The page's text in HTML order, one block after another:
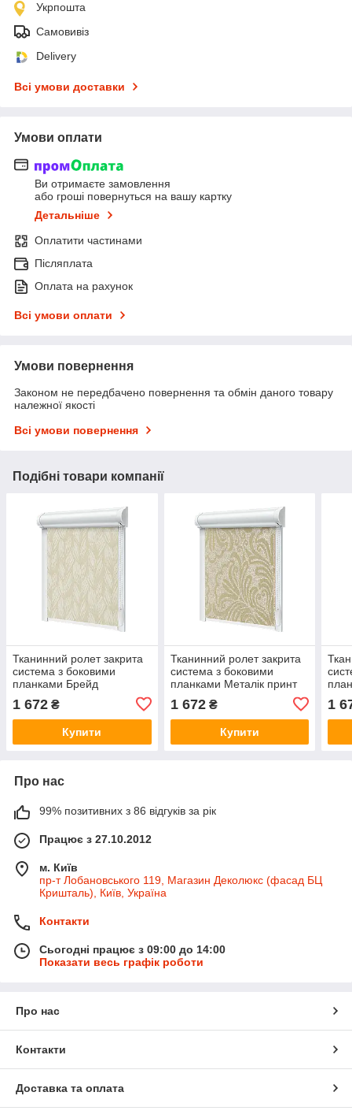
Укрпошта
Самовивіз
Delivery
Всі умови доставки
Умови оплати
Ви отримаєте замовлення
або гроші повернуться на вашу картку
Детальніше
Оплатити частинами
Післяплата
Оплата на рахунок
Всі умови оплати
Умови повернення
Законом не передбачено повернення та обмін даного товару
належної якості
Всі умови повернення
Подібні товари компанії
Тканинний ролет закрита
система з боковими
планками Брейд
1 672 ₴
Купити
Тканинний ролет закрита
система з боковими
планками Металік принт
1 672₴
Купити
1
Про нас
99% позитивних з 86 відгуків за рік
Працює з 27.10.2012
м. Київ
пр-т Лобановського 119, Магазин Деколюкс (фасад БЦ
Кришталь), Київ, Україна
Контакти
Сьогодні працює з 09:00 до 14:00
Показати весь графік роботи
Про нас
Контакти
Доставка та оплата